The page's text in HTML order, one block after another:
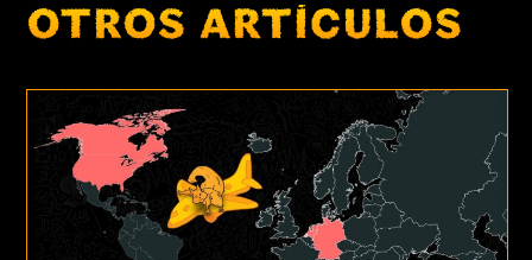
OTROS ARTÍCULOS